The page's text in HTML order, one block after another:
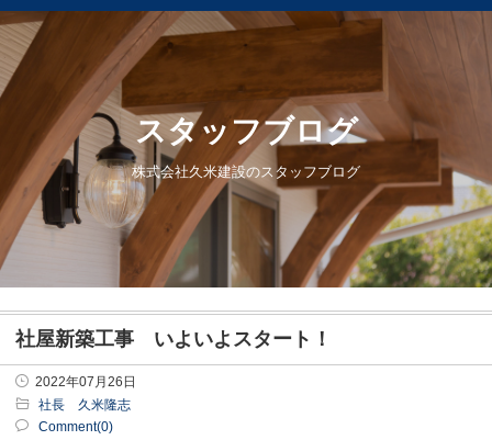
スタッフブログ
株式会社久米建設のスタッフブログ
社屋新築工事 いよいよスタート！
2022年07月26日
社長 久米隆志
Comment(0)